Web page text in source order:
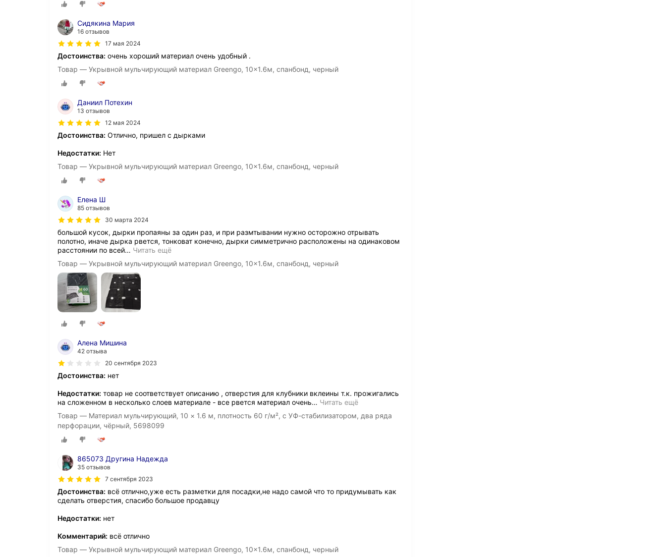
Сидякина Мария
16 отзывов
17 мая 2024
Достоинства: очень хороший материал очень удобный .
Товар — Укрывной мульчирующий материал Greengo, 10x1.6м, спанбонд, черный
Даниил Потехин
13 отзывов
12 мая 2024
Достоинства: Отлично, пришел с дырками
Недостатки: Нет
Товар — Укрывной мульчирующий материал Greengo, 10x1.6м, спанбонд, черный
Елена Ш
85 отзывов
30 марта 2024
большой кусок, дырки пропаяны за один раз, и при размтывании нужно осторожно отрывать
полотно, иначе дырка рвется, тонковат конечно, дырки симметрично расположены на одинаковом
расстоянии по всей… Читать ещё
Товар — Укрывной мульчирующий материал Greengo, 10x1.6м, спанбонд, черный
Алена Мишина
42 отзыва
20 сентября 2023
Достоинства: нет
Недостатки: товар не соответствует описанию , отверстия для клубники вклеины т.к. прожигались
на сложенном в несколько слоев материале - все рвется материал очень… Читать ещё
Товар — Материал мульчирующий, 10 × 1.6 м, плотность 60 г/м², с УФ-стабилизатором, два ряда
перфорации, чёрный, 5698099
865073 Другина Надежда
35 отзывов
7 сентября 2023
Достоинства: всё отлично,уже есть разметки для посадки,не надо самой что то придумывать как
сделать отверстия, спасибо большое продавцу
Недостатки: нет
Комментарий: всё отлично
Товар — Укрывной мульчирующий материал Greengo, 10x1.6м, спанбонд, черный